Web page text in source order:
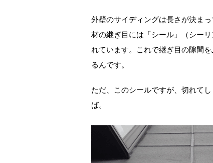
外壁のサイディングは長さが決ま
材の継ぎ目には「シール」（シー
れています。これで継ぎ目の隙間
るんです。
ただ、このシールですが、切れて
ば。